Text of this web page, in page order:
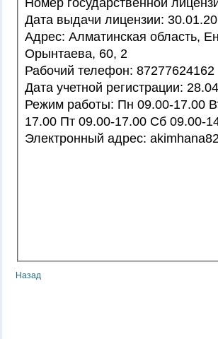
Дата выдачи лицензии:
Адрес: Алматинская область, Енбекшиказахский район, с.Шелек,
Орынтаева, 60, 2
Рабочий телефон: 87277624162
Дата
Режим работы: Пн 09.00-17.00 Вт 09.00-17.00 Ср 09.00-17.00 Чт 09.00-
17.00 Пт 09.00-17.00 Сб 09.00-
Электронный адрес:
Назад